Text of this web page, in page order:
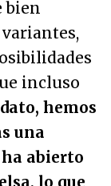
bien
incluso
hemos
una
abierto
lo que